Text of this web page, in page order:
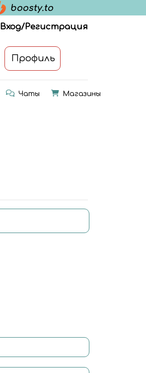
Вход/Регистрация
Профиль
Чаты Магазины